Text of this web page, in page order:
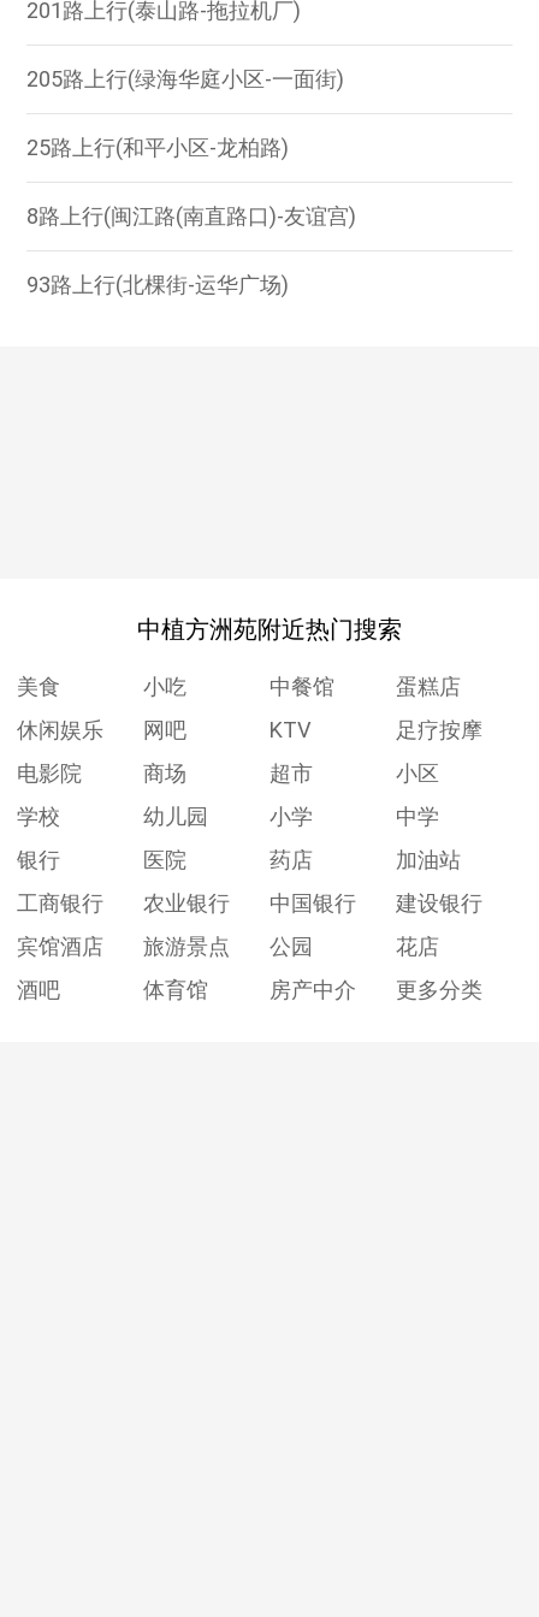
201路上行(泰山路-拖拉机厂)
205路上行(绿海华庭小区-一面街)
25路上行(和平小区-龙柏路)
8路上行(闽江路(南直路口)-友谊宫)
93路上行(北棵街-运华广场)
中植方洲苑附近热门搜索
美食 小吃 中餐馆
蛋糕店
休闲娱乐
网吧 KTV
足疗按摩
电影院
商场 超市
小区
学校
幼儿园 小学
中学
银行
医院 药店
加油站
工商银行
农业银行 中国银行
建设银行
宾馆酒店
旅游景点 公园
花店
酒吧
体育馆 房产中介 更多分类